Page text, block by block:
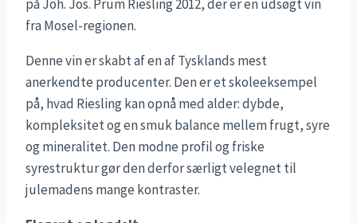
på Joh. Jos. Prüm Riesling 2012, der er en udsøgt vin
fra Mosel-regionen.
Denne vin er skabt af en af Tysklands mest
anerkendte producenter. Den er et skoleeksempel
på, hvad Riesling kan opnå med alder: dybde,
kompleksitet og en smuk balance mellem frugt, syre
og mineralitet. Den modne profil og friske
syrestruktur gør den derfor særligt velegnet til
julemadens mange kontraster.